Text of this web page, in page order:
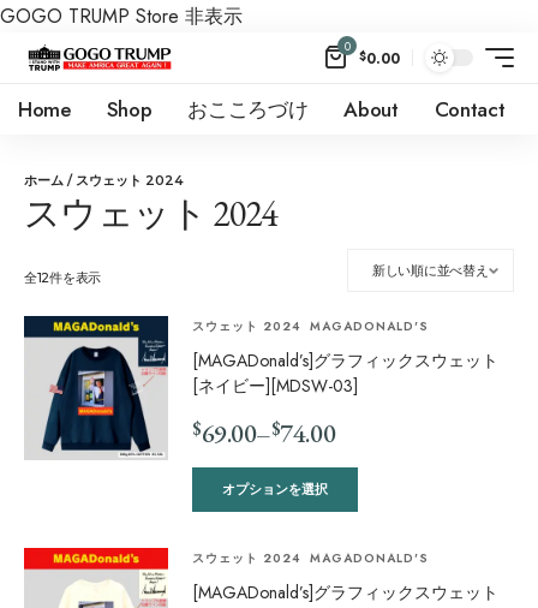
GOGO TRUMP Store 非表示
0
$0.00
Home Shop おこころづけ About Contact
ホーム / スウェット 2024
スウェット 2024
全12件を表示
スウェット 2024 MAGADONALD'S
[MAGADonald’s]グラフィックスウェット
[ネイビー][MDSW-03]
$69.00–$74.00
オプションを選択
スウェット 2024 MAGADONALD'S
[MAGADonald’s]グラフィックスウェット